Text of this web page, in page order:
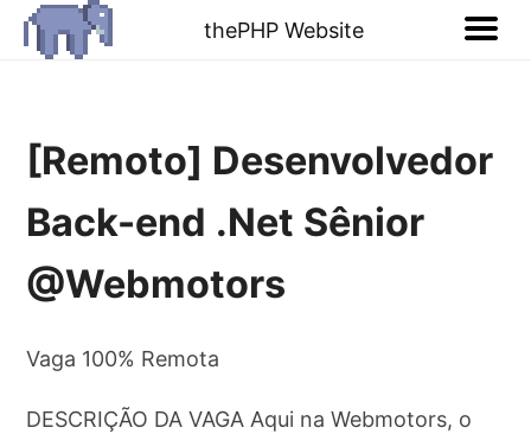
thePHP Website
[Remoto] Desenvolvedor
Back-end .Net Sênior
@Webmotors
Vaga 100% Remota
DESCRIÇÃO DA VAGA Aqui na Webmotors, o